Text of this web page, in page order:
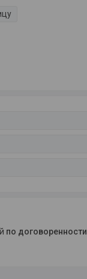
по договоренности